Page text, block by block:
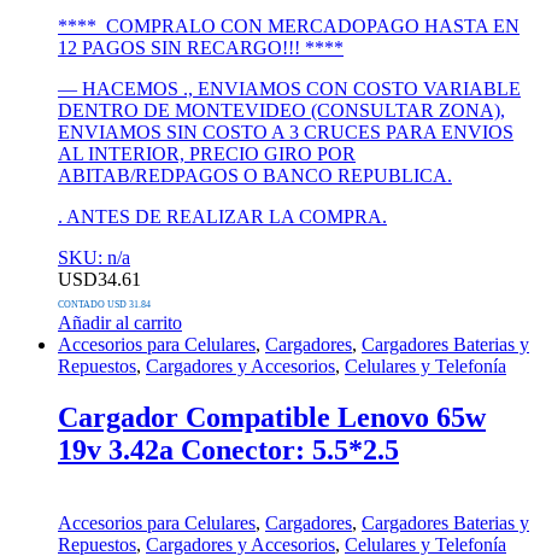
**** COMPRALO CON MERCADOPAGO HASTA EN
12 PAGOS SIN RECARGO!!! ****
— HACEMOS ., ENVIAMOS CON COSTO VARIABLE
DENTRO DE MONTEVIDEO (CONSULTAR ZONA),
ENVIAMOS SIN COSTO A 3 CRUCES PARA ENVIOS
AL INTERIOR, PRECIO GIRO POR
ABITAB/REDPAGOS O BANCO REPUBLICA.
. ANTES DE REALIZAR LA COMPRA.
SKU: n/a
USD34.61
CONTADO USD 31.84
Añadir al carrito
Accesorios para Celulares, Cargadores, Cargadores Baterias y
Repuestos, Cargadores y Accesorios, Celulares y Telefonía
Cargador Compatible Lenovo 65w
19v 3.42a Conector: 5.5*2.5
Accesorios para Celulares, Cargadores, Cargadores Baterias y
Repuestos, Cargadores y Accesorios, Celulares y Telefonía